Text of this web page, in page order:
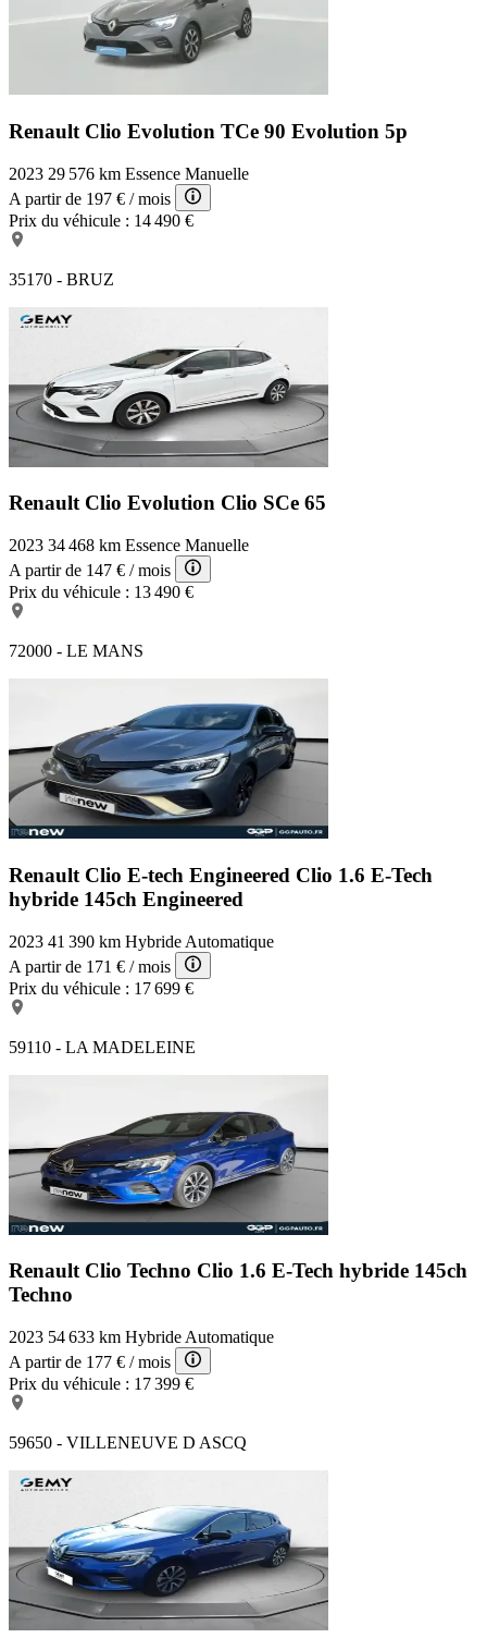
Renault Clio Evolution TCe 90 Evolution 5p
2023 29 576 km Essence Manuelle
A partir de 197 € / mois
Prix du véhicule : 14 490 €
35170 - BRUZ
Renault Clio Evolution Clio SCe 65
2023 34 468 km Essence Manuelle
A partir de 147 € / mois
Prix du véhicule : 13 490 €
72000 - LE MANS
Renault Clio E-tech Engineered Clio 1.6 E-Tech
hybride 145ch Engineered
2023 41 390 km Hybride Automatique
A partir de 171 € / mois
Prix du véhicule : 17 699 €
59110 - LA MADELEINE
Renault Clio Techno Clio 1.6 E-Tech hybride 145ch
Techno
2023 54 633 km Hybride Automatique
A partir de 177 € / mois
Prix du véhicule : 17 399 €
59650 - VILLENEUVE D ASCQ